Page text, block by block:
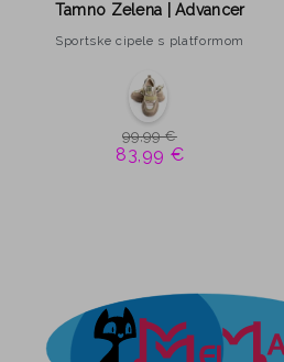
Tamno Zelena | Advancer
Sportske cipele s platformom
83,99 €
99,99 €